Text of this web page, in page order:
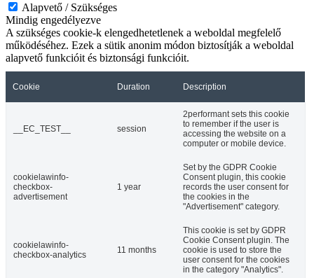
Alapvető / Szükséges
Mindig engedélyezve
A szükséges cookie-k elengedhetetlenek a weboldal megfelelő
működéséhez. Ezek a sütik anonim módon biztosítják a weboldal
alapvető funkcióit és biztonsági funkcióit.
Cookie Duration Description
__EC_TEST__ session
2performant sets this cookie
to remember if the user is
accessing the website on a
computer or mobile device.
cookielawinfo-
checkbox-
advertisement
1 year
Set by the GDPR Cookie
Consent plugin, this cookie
records the user consent for
the cookies in the
"Advertisement" category.
cookielawinfo-
checkbox-analytics
11 months
This cookie is set by GDPR
Cookie Consent plugin. The
cookie is used to store the
user consent for the cookies
in the category "Analytics".